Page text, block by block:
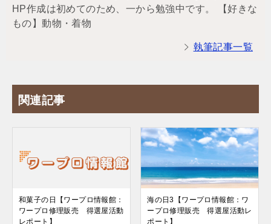
HP作成は初めてのため、一から勉強中です。 【好きな
もの】動物・着物
執筆記事一覧
関連記事
和菓子の日【ワープロ情報館：
ワープロ修理販売 得選屋活動
レポート】
海の日3【ワープロ情報館：ワ
ープロ修理販売 得選屋活動レ
ポート】